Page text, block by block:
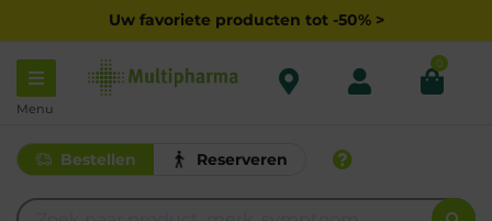
Uw favoriete producten tot -50% >
Menu
0
Bestellen Reserveren